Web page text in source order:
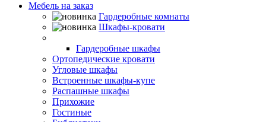
Мебель на заказ
Гардеробные комнаты
Шкафы-кровати
Гардеробные шкафы
Ортопедические кровати
Угловые шкафы
Встроенные шкафы-купе
Распашные шкафы
Прихожие
Гостиные